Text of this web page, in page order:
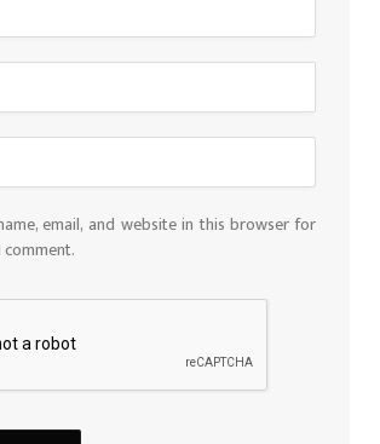
email, and website in this browser for